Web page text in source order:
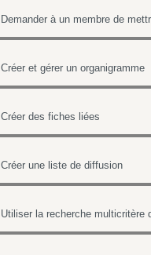
Créer et gérer un organigramme
Créer des fiches liées
Créer une liste de diffusion